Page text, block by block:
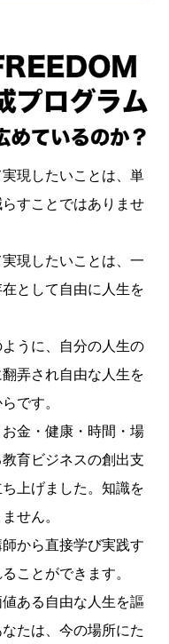
現したいことは、単
すことではありませ
現したいことは、一
として自由に人生を
うに、自分の人生の
弄され自由な人生を
です。
金・健康・時間・場
育ビジネスの創出支
上げました。知識を
せん。
から直接学び実践す
ことができます。
ある自由な人生を謳
たは、今の場所にた